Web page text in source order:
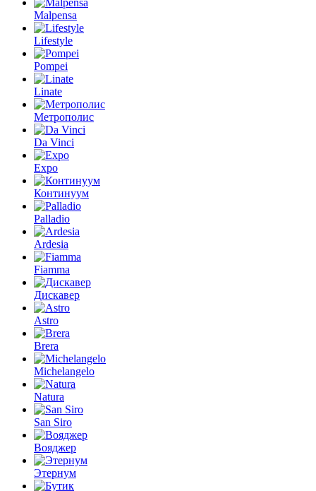
Malpensa
Lifestyle
Pompei
Linate
Метрополис
Da Vinci
Expo
Континуум
Palladio
Ardesia
Fiamma
Дискавер
Astro
Brera
Michelangelo
Natura
San Siro
Вояджер
Этернум